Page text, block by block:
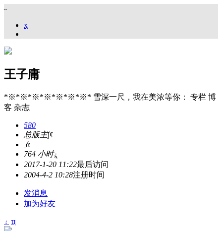
˵
ҳ
王子庸
*※*※*※*※*※*※*※* 雪深一尺，我在美浓等你： 专栏 博
客 杂志
580
总版主ǰȼ
ά
764 小时ۼ
2017-1-20 11:22最后访问
2004-4-2 10:28注册时间
发消息
加为好友
۽ ҵ